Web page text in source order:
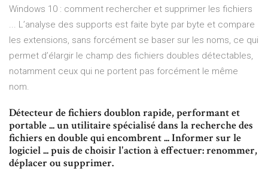
Windows 10 : comment rechercher et supprimer les fichiers
... L’analyse des supports est faite byte par byte et compare
les extensions, sans forcément se baser sur les noms, ce qui
permet d’élargir le champ des fichiers doubles détectables,
notamment ceux qui ne portent pas forcément le même
nom.
Détecteur de fichiers doublon rapide, performant et
portable ... un utilitaire spécialisé dans la recherche des
fichiers en double qui encombrent ... Informer sur le
logiciel ... puis de choisir l'action à effectuer: renommer,
déplacer ou supprimer.